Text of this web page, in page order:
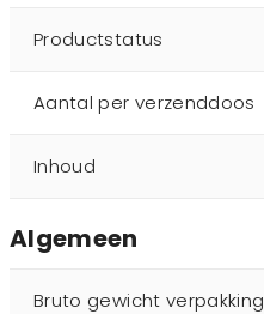
Productstatus
Aantal per verzenddoos
Inhoud
Algemeen
Bruto gewicht verpakking